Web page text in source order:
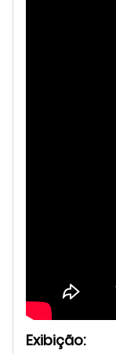
Exibição: